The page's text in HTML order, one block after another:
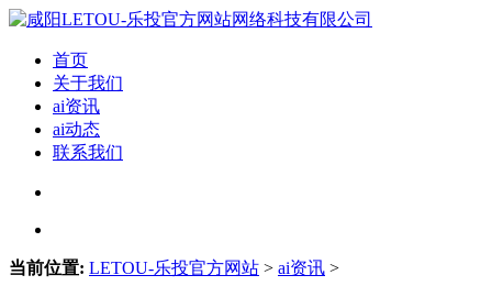
首页
关于我们
ai资讯
ai动态
联系我们
当前位置: LETOU-乐投官方网站 > ai资讯 >